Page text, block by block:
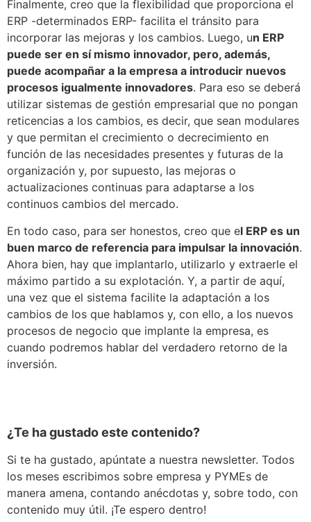
Finalmente, creo que la flexibilidad que proporciona el
ERP -determinados ERP- facilita el tránsito para
incorporar las mejoras y los cambios. Luego, un ERP
puede ser en sí mismo innovador, pero, además,
puede acompañar a la empresa a introducir nuevos
procesos igualmente innovadores. Para eso se deberá
utilizar sistemas de gestión empresarial que no pongan
reticencias a los cambios, es decir, que sean modulares
y que permitan el crecimiento o decrecimiento en
función de las necesidades presentes y futuras de la
organización y, por supuesto, las mejoras o
actualizaciones continuas para adaptarse a los
continuos cambios del mercado.
En todo caso, para ser honestos, creo que el ERP es un
buen marco de referencia para impulsar la innovación.
Ahora bien, hay que implantarlo, utilizarlo y extraerle el
máximo partido a su explotación. Y, a partir de aquí,
una vez que el sistema facilite la adaptación a los
cambios de los que hablamos y, con ello, a los nuevos
procesos de negocio que implante la empresa, es
cuando podremos hablar del verdadero retorno de la
inversión.
¿Te ha gustado este contenido?
Si te ha gustado, apúntate a nuestra newsletter. Todos
los meses escribimos sobre empresa y PYMEs de
manera amena, contando anécdotas y, sobre todo, con
contenido muy útil. ¡Te espero dentro!